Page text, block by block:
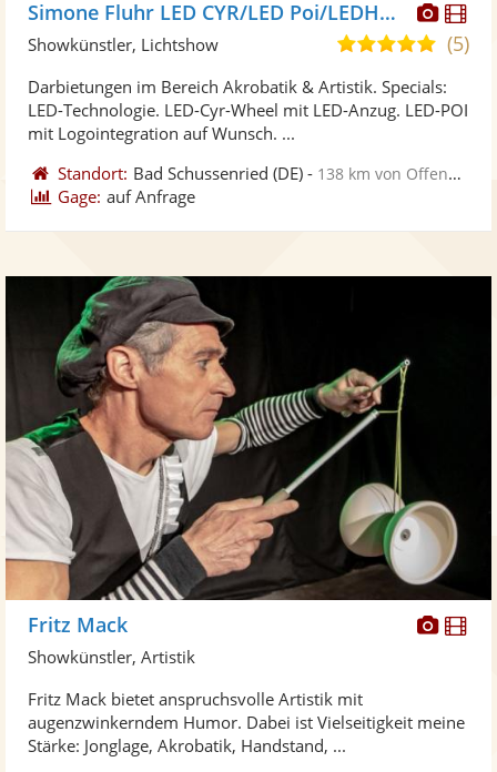
Fotos
Simone Fluhr LED CYR/LED Poi/LEDHulaHoop
4,9
5
(5)
Showkünstler, Lichtshow
Darbietungen im Bereich Akrobatik & Artistik. Specials:
LED-Technologie. LED-Cyr-Wheel mit LED-Anzug. LED-POI
mit Logointegration auf Wunsch. ...
Standort: Bad Schussenried (DE) - 138 km von Offenburg
Gage: auf Anfrage
Fritz Mack
Showkünstler, Artistik
Fritz Mack bietet anspruchsvolle Artistik mit
augenzwinkerndem Humor. Dabei ist Vielseitigkeit meine
Stärke: Jonglage, Akrobatik, Handstand, ...